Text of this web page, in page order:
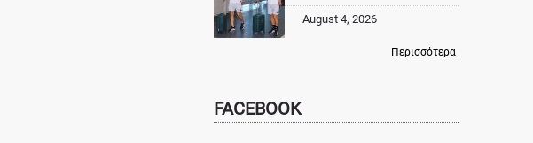
August 4, 2026
Περισσότερα
FACEBOOK